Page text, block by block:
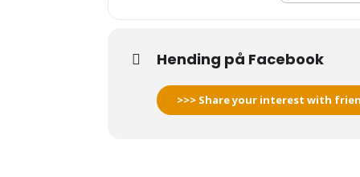
Hending på Facebook
>>> Share your interest with